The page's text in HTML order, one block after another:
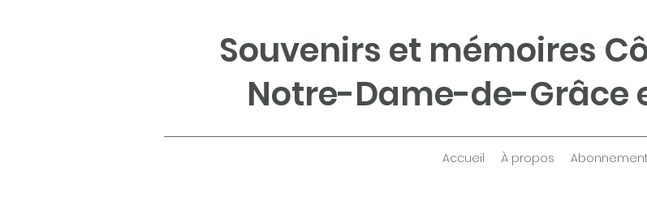
Souvenirs et mémoires
Notre-Dame-de-Grâce
Accueil À propos Abonnement